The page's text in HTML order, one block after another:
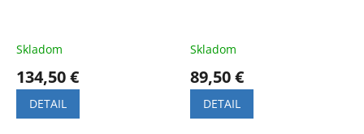
Skladom
134,50 €
DETAIL
Skladom
89,50 €
DETAIL